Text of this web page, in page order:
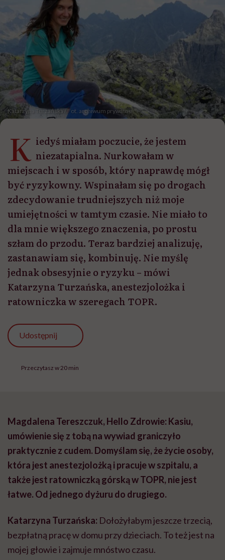
Katarzyna Turzańska / Fot. archiwum prywatne
K iedyś miałam poczucie, że jestem
niezatapialna. Nurkowałam w
miejscach i w sposób, który naprawdę mógł
być ryzykowny. Wspinałam się po drogach
zdecydowanie trudniejszych niż moje
umiejętności w tamtym czasie. Nie miało to
dla mnie większego znaczenia, po prostu
szłam do przodu. Teraz bardziej analizuję,
zastanawiam się, kombinuję. Nie myślę
jednak obsesyjnie o ryzyku – mówi
Katarzyna Turzańska, anestezjolożka i
ratowniczka w szeregach TOPR.
Udostępnij
Przeczytasz w 20 min
Magdalena Tereszczuk, Hello Zdrowie: Kasiu,
umówienie się z tobą na wywiad graniczyło
praktycznie z cudem. Domyślam się, że życie osoby,
która jest anestezjolożką i pracuje w szpitalu, a
także jest ratowniczką górską w TOPR, nie jest
łatwe. Od jednego dyżuru do drugiego.
Katarzyna Turzańska: Dołożyłabym jeszcze trzecią,
bezpłatną pracę w domu przy dzieciach. To też jest na
mojej głowie i zajmuje mnóstwo czasu.